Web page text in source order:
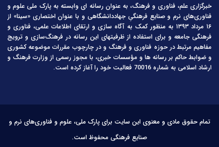
خبرگزاری علم، فناوری و فرهنگ، به عنوان رسانه ای وابسته به پارک ملی علوم و
فناوری‌های نرم و صنایع فرهنگیِ جهاددانشگاهی و با عنوان اختصاری «سینا» از
۱۶ مرداد ۱۳۹۳ به منظور کمک به آگاه سازی و ارتقای اطلاعات علمی، فناوری و
فرهنگی جامعه و برای استفاده از ظرفیتهای این رسانه در فرهنگ‌سازی و ترویج
مفاهیم مرتبط در حوزه فناوری و فرهنگ و در چارچوب مقررات موضوعه کشوری
و ضوابط حاکم بر رسانه ها و مؤسسات خبری، با مجوز رسمی از وزارت فرهنگ و
ارشاد اسلامی به شماره 70016 فعالیت خود را آغاز کرده است.
تمام حقوق مادی و معنوی این سایت برای پارک ملی، علوم و فناوری‌های نرم و
صنایع فرهنگی محفوظ است.